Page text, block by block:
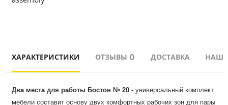
ХАРАКТЕРИСТИКИ ОТЗЫВЫ 0 ДОСТАВКА
Два места для работы Бостон № 20 - универсальный комплект
мебели составит основу двух комфортных рабочих зон для пары